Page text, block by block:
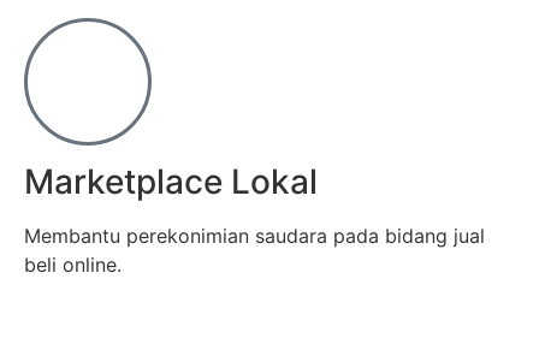
Marketplace Lokal
Membantu perekonimian saudara pada bidang jual
beli online.